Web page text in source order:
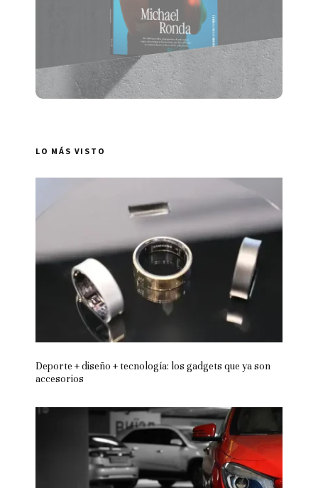
LO MÁS VISTO
Deporte + diseño + tecnología: los gadgets que ya son
accesorios